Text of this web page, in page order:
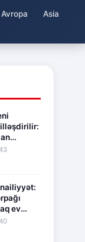
Avropa
Asia
ev